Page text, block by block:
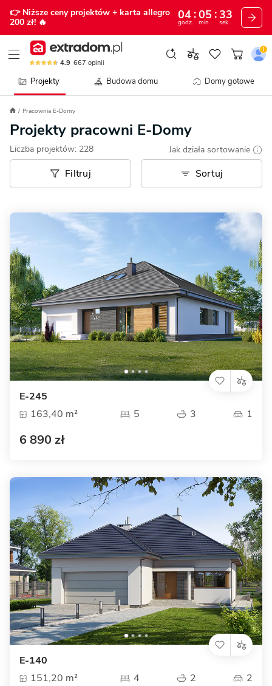
👉 Niższe ceny projektów + karta allegro
200 zł! 🔥
04
godz.
05
min.
31
sek.
4.9 667 opinii
Projekty Budowa domu Domy gotowe
Pracownia E-Domy
Projekty pracowni E-Domy
Liczba projektów: 228 Jak działa sortowanie
Filtruj Sortuj
E-245
163,40 m²
5 3 1
6 890 zł
E-140
151,20 m²
4 2 2